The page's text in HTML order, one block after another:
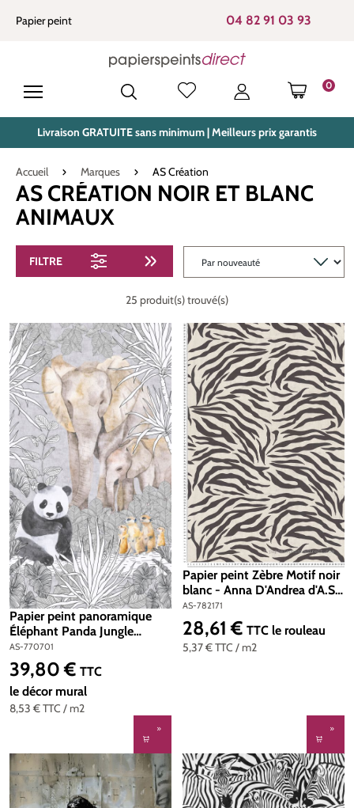
principal
Papier peint 04 82 91 03 93
0
LE
Livraison GRATUITE sans minimum | Meilleurs prix garantis
Accueil Marques AS Création
AS CRÉATION NOIR ET BLANC
ANIMAUX
FILTRE
25 produit(s) trouvé(s)
Papier peint panoramique
Éléphant Panda Jungle
naturel - Lilly & Luis d'A.S.
Création | Réf. AS-770701
AS-770701
8,53 €TTC / m2
Prix régulier :
39,80 € TTC
le décor mural
Papier peint Zèbre Motif noir
blanc - Anna D'Andrea d'A.S.
Création | Réf. AS-782171
AS-782171
5,37 €TTC / m2
Prix régulier :
28,61 € TTC le rouleau